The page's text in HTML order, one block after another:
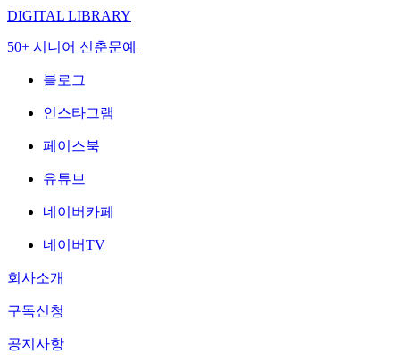
DIGITAL LIBRARY
50+ 시니어 신춘문예
블로그
인스타그램
페이스북
유튜브
네이버카페
네이버TV
회사소개
구독신청
공지사항